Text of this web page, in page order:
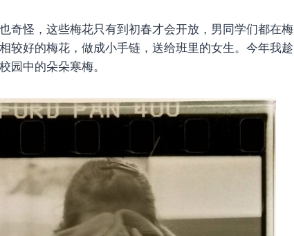
奇怪，这些梅花只有到初春才会开放，男同学们都在梅
较好的梅花，做成小手链，送给班里的女生。今年我趁
园中的朵朵寒梅。